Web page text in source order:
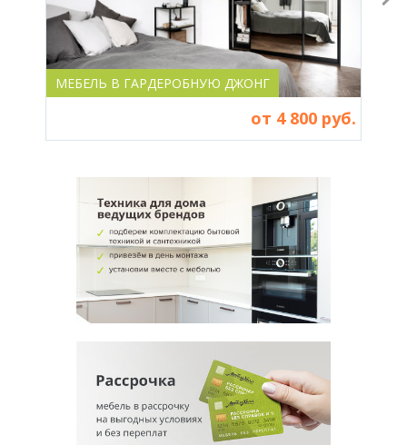
МЕБЕЛЬ В ГАРДЕРОБНУЮ ДЖОНГ
от 4 800 руб.